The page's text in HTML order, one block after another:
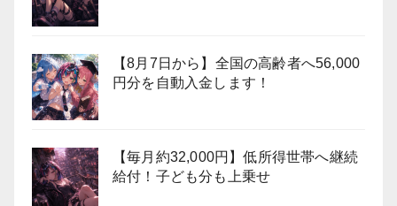
【8月7日から】全国の高齢者へ56,000
円分を自動入金します！
【毎月約32,000円】低所得世帯へ継続
給付！子ども分も上乗せ